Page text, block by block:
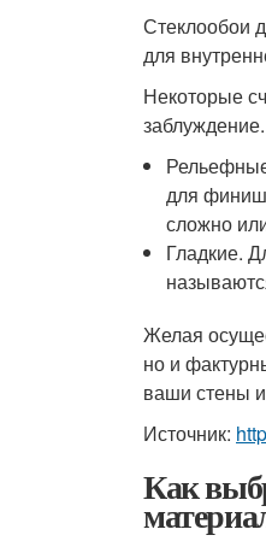
Стеклообои
для
Некоторые
для
сложно
Гладкие.
Желая
но и
ваши стены
Источник:
Как